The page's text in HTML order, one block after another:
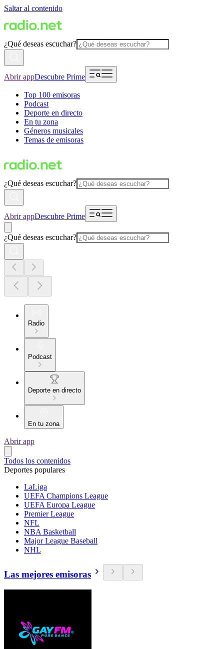
Saltar al contenido
¿Qué deseas escuchar?
Abrir appDescubre Prime
Top 100 emisoras
Podcast
Deporte en directo
En tu zona
Géneros musicales
Temas de emisoras
¿Qué deseas escuchar?
Abrir appDescubre Prime
¿Qué deseas escuchar?
Radio
Podcast
Deporte en directo
En tu zona
Abrir app
Todos los contenidos
Deportes populares
LaLiga
UEFA Champions League
UEFA Europa League
Premier League
NFL
NBA Basketball
Major League Baseball
NHL
Las mejores emisoras